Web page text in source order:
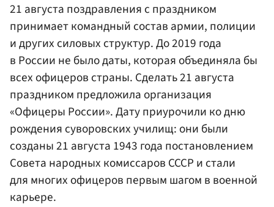
21 августа поздравления с праздником
принимает командный состав армии, полиции
и других силовых структур. До 2019 года
в России не было даты, которая объединяла бы
всех офицеров страны. Сделать 21 августа
праздником предложила организация
«Офицеры России». Дату приурочили ко дню
рождения суворовских училищ: они были
созданы 21 августа 1943 года постановлением
Совета народных комиссаров СССР и стали
для многих офицеров первым шагом в военной
карьере.